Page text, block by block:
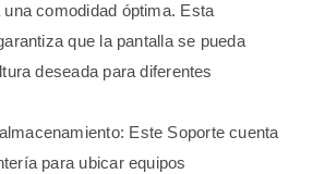
comodidad óptima. Esta
que la pantalla se pueda
deseada para diferentes
Este Soporte cuenta
para ubicar equipos